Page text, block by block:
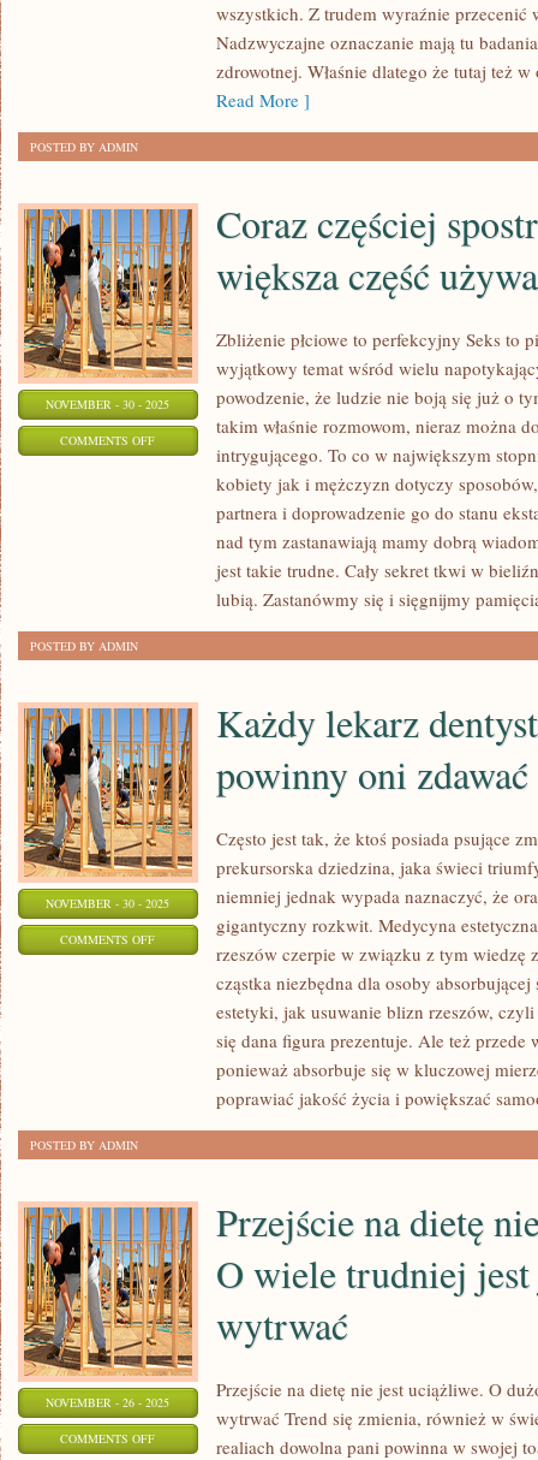
OD
KILKUNASTU
wszystkich. Z trudem wyraźnie
Nadzwyczajne oznaczanie mają tu
zdrowotnej. Właśnie dlatego że tutaj też
Read More ]
POSTED BY ADMIN
NOVEMBER - 30 - 2025
COMMENTS OFFON
NAS
Coraz częściej
większa część
Zbliżenie płciowe to perfekcyjny Seks to
wyjątkowy temat wśród wielu
powodzenie, że ludzie nie boją się już o
takim właśnie rozmowom, nieraz można
intrygującego. To co w największym
kobiety jak i mężczyzn dotyczy
partnera i doprowadzenie go do stanu
nad tym zastanawiają mamy dobrą
jest takie trudne. Cały sekret tkwi w
lubią. Zastanówmy się i sięgnijmy
POSTED BY ADMIN
NOVEMBER - 30 - 2025
COMMENTS OFFON
ZDAWAĆ
SOBIE
SPRAWĘ
Każdy lekarz
powinny oni zdawać
Często jest tak, że ktoś posiada psujące
prekursorska dziedzina, jaka świeci
niemniej jednak wypada naznaczyć, że
gigantyczny rozkwit. Medycyna
rzeszów czerpie w związku z tym wiedzę
cząstka niezbędna dla osoby
estetyki, jak usuwanie blizn rzeszów,
się dana figura prezentuje. Ale też
ponieważ absorbuje się w kluczowej
poprawiać jakość życia i powiększać
POSTED BY ADMIN
NOVEMBER - 26 - 2025
COMMENTS OFFON
Przejście na dietę
O wiele trudniej
wytrwać
Przejście na dietę nie jest uciążliwe. O
wytrwać Trend się zmienia, również w
realiach dowolna pani powinna w swojej